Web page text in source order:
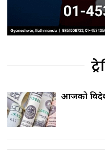
आजको